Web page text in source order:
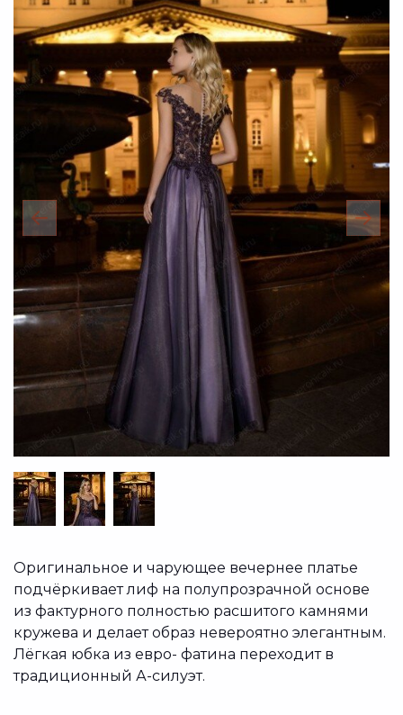
Оригинальное и чарующее вечернее платье
подчёркивает лиф на полупрозрачной основе
из фактурного полностью расшитого камнями
кружева и делает образ невероятно элегантным.
Лёгкая юбка из евро- фатина переходит в
традиционный А-силуэт.